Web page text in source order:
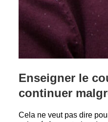
Enseigner le
continuer
Cela ne veut pas dire